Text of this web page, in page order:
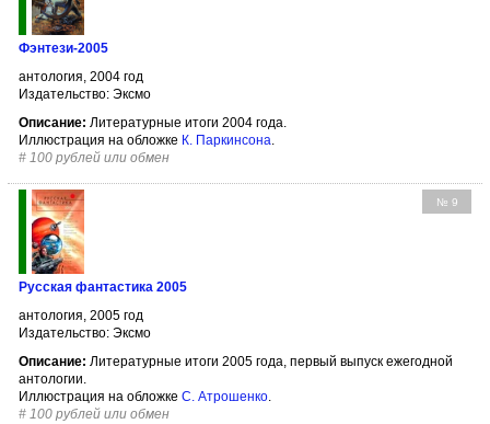
Фэнтези-2005
антология, 2004 год
Издательство: Эксмо
Описание: Литературные итоги 2004 года.
Иллюстрация на обложке К. Паркинсона
# 100 рублей или обмен
№ 9
Русская фантастика 2005
антология, 2005 год
Издательство: Эксмо
Описание: Литературные итоги 2005 года, первый выпуск ежегодной
антологии.
Иллюстрация на обложке С. Атрошенко.
# 100 рублей или обмен